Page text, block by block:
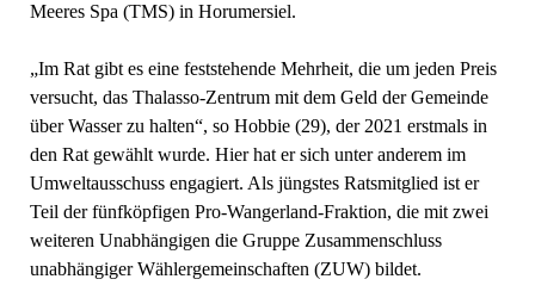
Meeres Spa (TMS) in Horumersiel.
„Im Rat gibt es eine feststehende Mehrheit, die um jeden Preis
versucht, das Thalasso-Zentrum mit dem Geld der Gemeinde
über Wasser zu halten“, so Hobbie (29), der 2021 erstmals in
den Rat gewählt wurde. Hier hat er sich unter anderem im
Umweltausschuss engagiert. Als jüngstes Ratsmitglied ist er
Teil der fünfköpfigen Pro-Wangerland-Fraktion, die mit zwei
weiteren Unabhängigen die Gruppe Zusammenschluss
unabhängiger Wählergemeinschaften (ZUW) bildet.